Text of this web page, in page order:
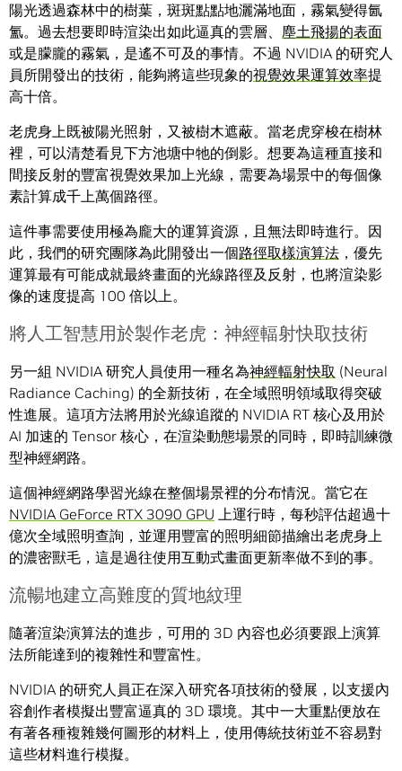
陽光透過森林中的樹葉，斑斑點點地灑滿地面，霧氣變得氤
氳。過去想要即時渲染出如此逼真的雲層、 塵土飛揚的表面
或是朦朧的霧氣，是遙不可及的事情。不過 NVIDIA 的研究人
員所開發出的技術，能夠將這些現象的視覺效果運算效率提
高十倍。
老虎身上既被陽光照射，又被樹木遮蔽。當老虎穿梭在樹林
裡，可以清楚看見下方池塘中牠的倒影。想要為這種直接和
間接反射的豐富視覺效果加上光線，需要為場景中的每個像
素計算成千上萬個路徑。
這件事需要使用極為龐大的運算資源，且無法即時進行。因
此，我們的研究團隊為此開發出一個路徑取樣演算法 ，優先
運算最有可能成就最終畫面的光線路徑及反射，也將渲染影
像的速度提高 100 倍以上。
將人工智慧用於製作老虎：神經輻射快取技術
另一組 NVIDIA 研究人員使用一種名為神經輻射快取 (Neural
Radiance Caching) 的全新技術，在全域照明領域取得突破
性進展。這項方法將用於光線追蹤的 NVIDIA RT 核心及用於
AI 加速的 Tensor 核心，在渲染動態場景的同時，即時訓練微
型神經網路。
這個神經網路學習光線在整個場景裡的分布情況。當它在
NVIDIA GeForce RTX 3090 GPU 上運行時，每秒評估超過十
億次全域照明查詢，並運用豐富的照明細節描繪出老虎身上
的濃密獸毛，這是過往使用互動式畫面更新率做不到的事。
流暢地建立高難度的質地紋理
隨著渲染演算法的進步，可用的 3D 內容也必須要跟上演算
法所能達到的複雜性和豐富性。
NVIDIA 的研究人員正在深入研究各項技術的發展，以支援內
容創作者模擬出豐富逼真的 3D 環境。其中一大重點便放在
有著各種複雜幾何圖形的材料上，使用傳統技術並不容易對
這些材料進行模擬。